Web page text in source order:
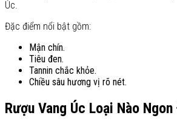
Úc.
Đặc điểm nổi bật gồm:
Mận chín.
Tiêu đen.
Tannin chắc khỏe.
Chiều sâu hương vị rõ nét.
Rượu Vang Úc Loại Nào